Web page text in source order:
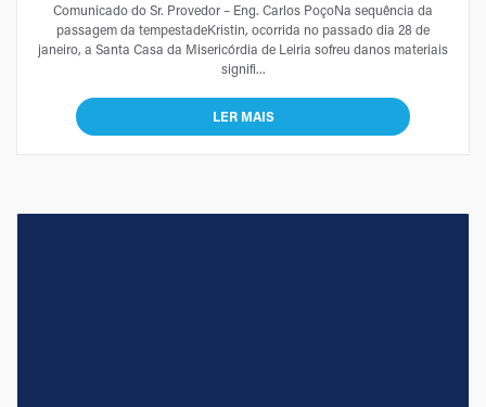
Comunicado do Sr. Provedor – Eng. Carlos PoçoNa sequência da
passagem da tempestadeKristin, ocorrida no passado dia 28 de
janeiro, a Santa Casa da Misericórdia de Leiria sofreu danos materiais
signifi...
LER MAIS